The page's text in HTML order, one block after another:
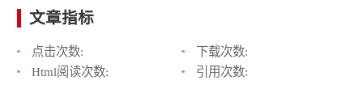
文章指标
点击次数:
下载次数:
Html阅读次数:
引用次数: